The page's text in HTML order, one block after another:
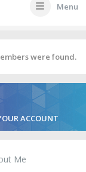
Menu
were found.
ACCOUNT
Me